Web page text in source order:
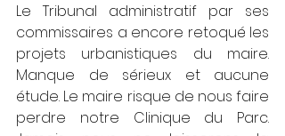
Le Tribunal administratif par ses
commissaires a encore retoqué les
projets urbanistiques du maire.
Manque de sérieux et aucune
étude. Le maire risque de nous faire
perdre notre Clinique du Parc.